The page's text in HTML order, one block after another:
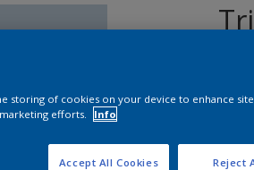
storing of cookies on your device to enhance site
efforts.
Info
Reject
Accept All Cookies